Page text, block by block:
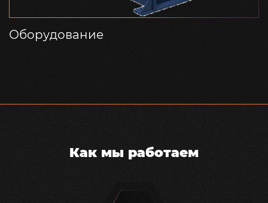
Оборудование
Как мы работаем